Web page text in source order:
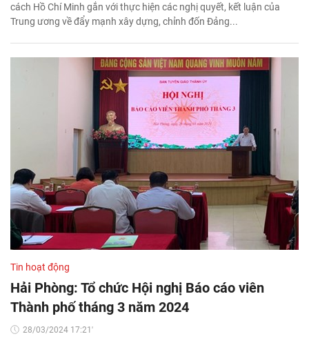
cách Hồ Chí Minh gắn với thực hiện các nghị quyết, kết luận của
Trung ương về đẩy mạnh xây dựng, chỉnh đốn Đảng...
Tin hoạt động
Hải Phòng: Tổ chức Hội nghị Báo cáo viên
Thành phố tháng 3 năm 2024
28/03/2024 17:21'